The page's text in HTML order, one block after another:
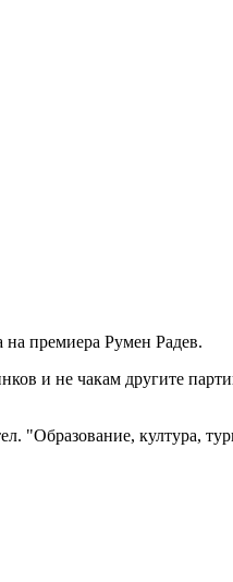
премиера Румен Радев.
и не чакам другите
"Образование, култура,